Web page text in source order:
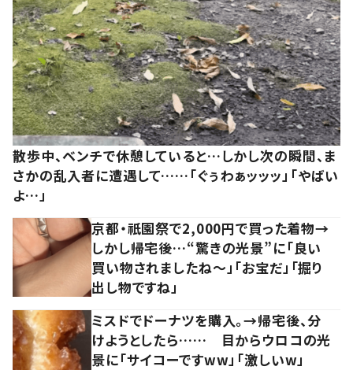
散歩中、ベンチで休憩していると…しかし次の瞬間、ま
さかの乱入者に遭遇して……「ぐぅわぁッッッ」「やばい
よ…」
京都・祇園祭で2,000円で買った着物→
しかし帰宅後…“驚きの光景”に「良い
買い物されましたね～」「お宝だ」「掘り
出し物ですね」
ミスドでドーナツを購入。→帰宅後、分
けようとしたら…… 目からウロコの光
景に「サイコーですww」「激しいw」